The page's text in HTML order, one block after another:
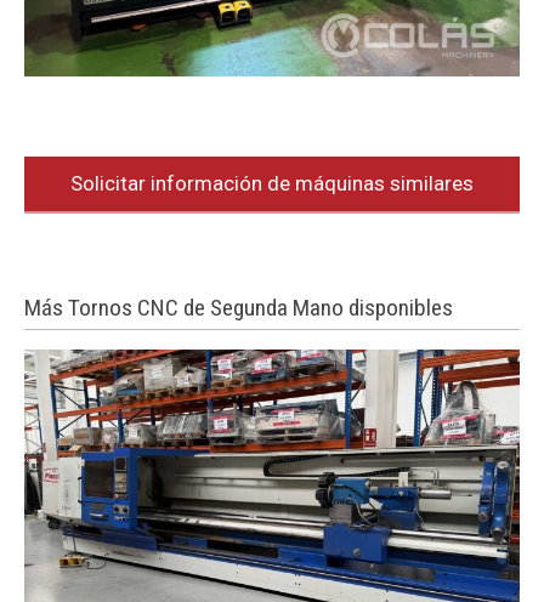
Solicitar información de máquinas similares
Más Tornos CNC de Segunda Mano disponibles